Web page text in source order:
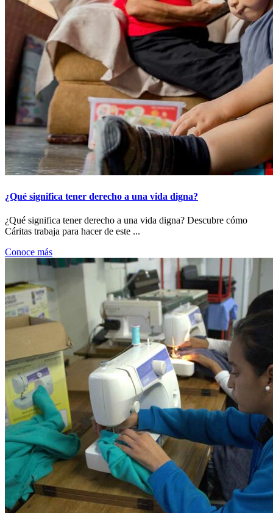
¿Qué significa tener derecho a una vida digna?
¿Qué significa tener derecho a una vida digna? Descubre cómo
Cáritas trabaja para hacer de este ...
Conoce más